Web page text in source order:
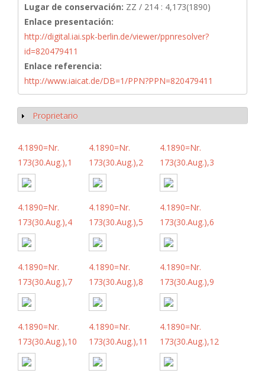
Lugar de conservación: ZZ / 214 : 4,173(1890)
Enlace presentación:
http://digital.iai.spk-berlin.de/viewer/ppnresolver?
id=820479411
Enlace referencia:
http://www.iaicat.de/DB=1/PPN?PPN=820479411
Mostrar
Proprietario
4.1890=Nr.
173(30.Aug.),1
4.1890=Nr.
173(30.Aug.),2
4.1890=Nr.
173(30.Aug.),3
4.1890=Nr.
173(30.Aug.),4
4.1890=Nr.
173(30.Aug.),5
4.1890=Nr.
173(30.Aug.),6
4.1890=Nr.
173(30.Aug.),7
4.1890=Nr.
173(30.Aug.),8
4.1890=Nr.
173(30.Aug.),9
4.1890=Nr.
173(30.Aug.),10
4.1890=Nr.
173(30.Aug.),11
4.1890=Nr.
173(30.Aug.),12